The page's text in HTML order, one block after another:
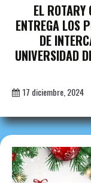
EL
ENTREGA LOS
DE
UNIVERSIDAD
17 diciembre, 2024